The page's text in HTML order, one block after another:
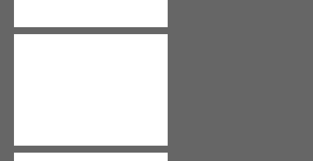
ЗДАНИЕ АДМИНИСТРАТИВНО-ДИСПЕТЧЕРСКОЙ